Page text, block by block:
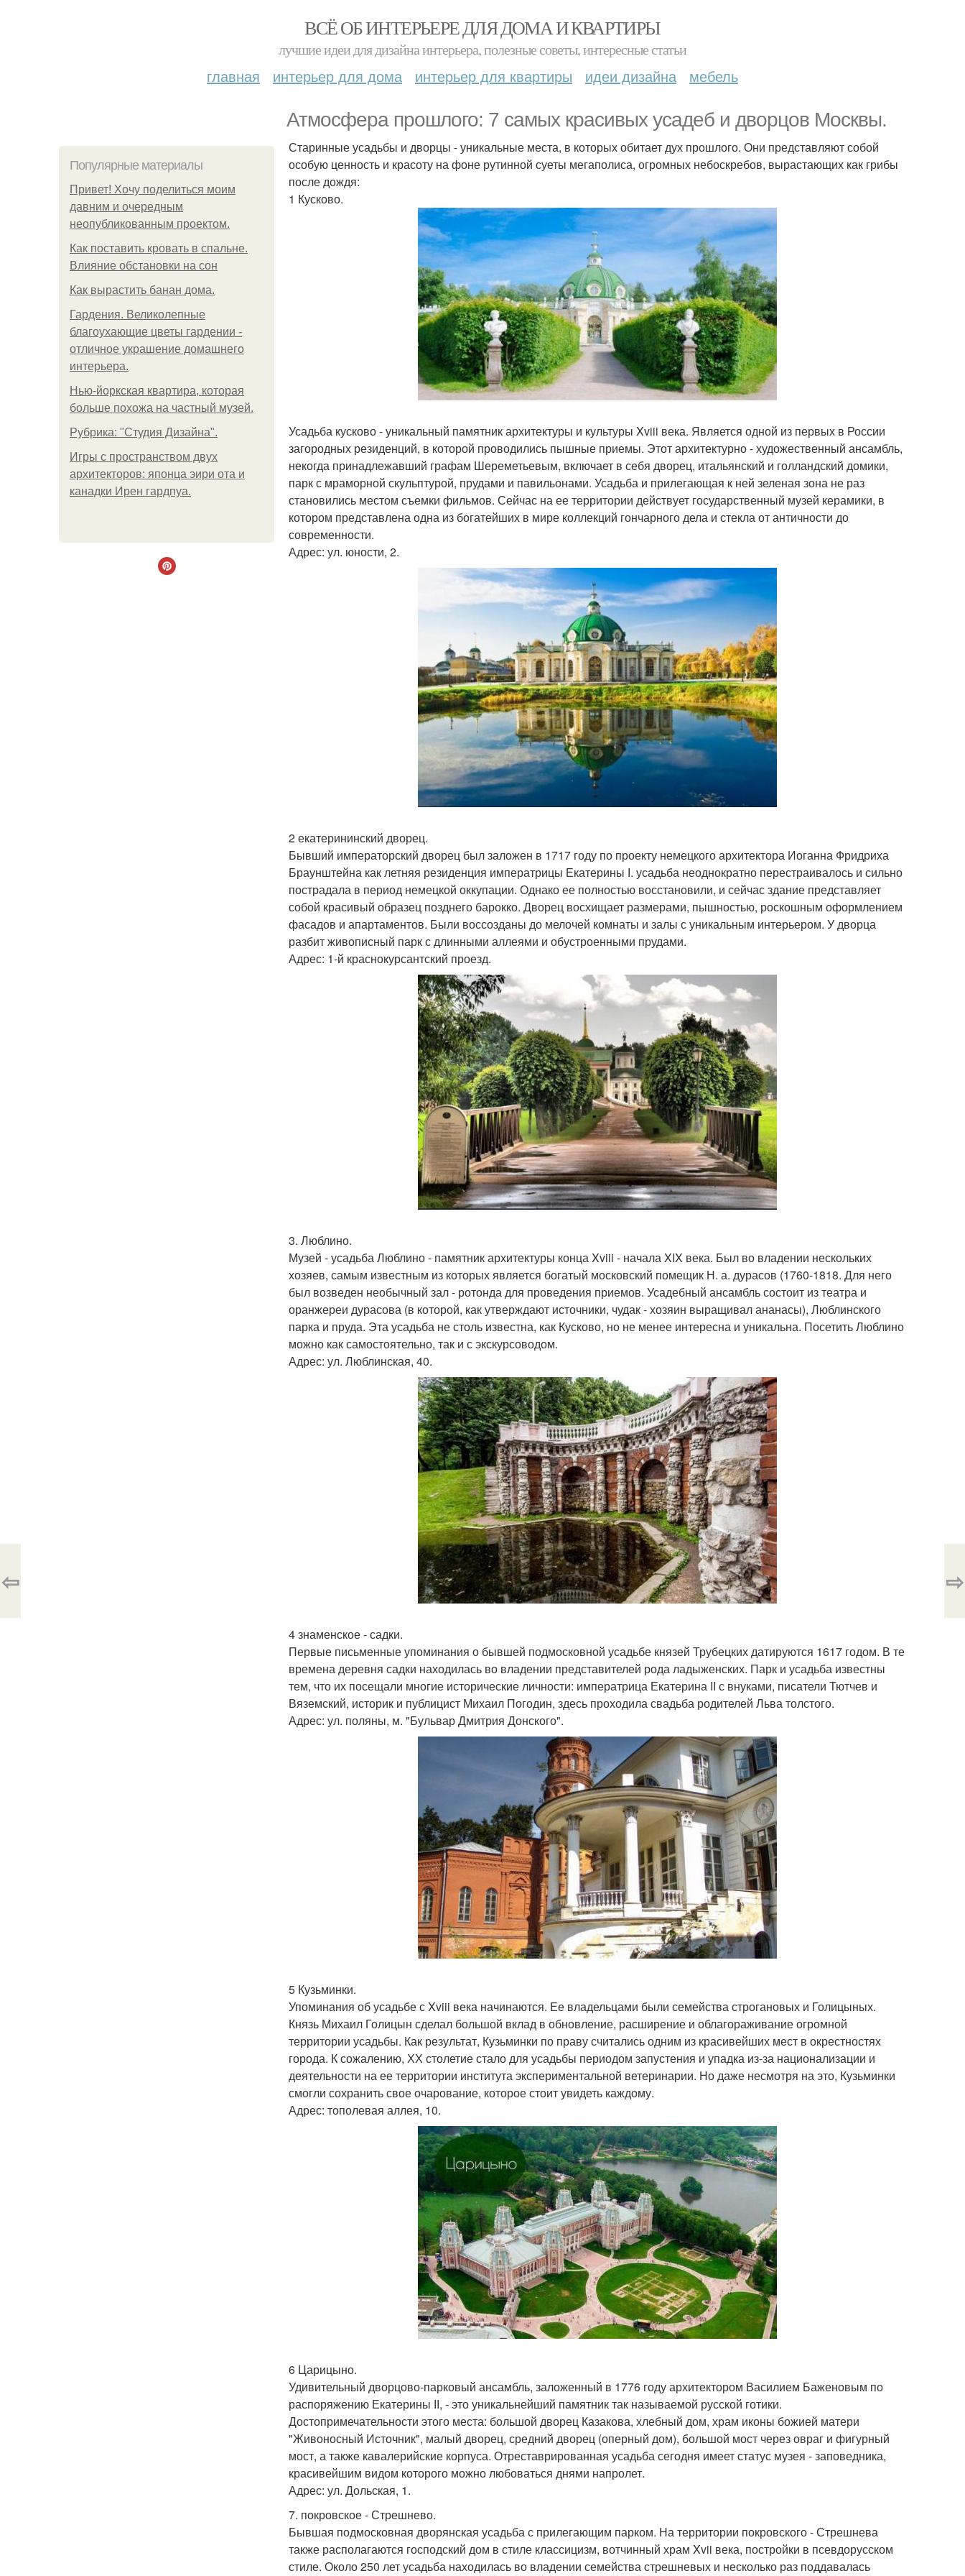
ВСЁ ОБ ИНТЕРЬЕРЕ ДЛЯ ДОМА И КВАРТИРЫ
лучшие идеи для дизайна интерьера, полезные советы, интересные статьи
главная интерьер для дома интерьер для квартиры идеи дизайна мебель
Атмосфера прошлого: 7 самых красивых усадеб и дворцов Москвы.
Популярные материалы
Привет! Хочу поделиться моим
давним и очередным
неопубликованным проектом.
Как поставить кровать в спальне.
Влияние обстановки на сон
Как вырастить банан дома.
Гардения. Великолепные
благоухающие цветы гардении -
отличное украшение домашнего
интерьера.
Нью-йоркская квартира, которая
больше похожа на частный музей.
Рубрика: "Студия Дизайна".
Игры с пространством двух
архитекторов: японца эири ота и
канадки Ирен гардпуа.
Старинные усадьбы и дворцы - уникальные места, в которых обитает дух прошлого. Они представляют собой
особую ценность и красоту на фоне рутинной суеты мегаполиса, огромных небоскребов, вырастающих как грибы
после дождя:
1 Кусково.
Усадьба кусково - уникальный памятник архитектуры и культуры Xviii века. Является одной из первых в России
загородных резиденций, в которой проводились пышные приемы. Этот архитектурно - художественный ансамбль,
некогда принадлежавший графам Шереметьевым, включает в себя дворец, итальянский и голландский домики,
парк с мраморной скульптурой, прудами и павильонами. Усадьба и прилегающая к ней зеленая зона не раз
становились местом съемки фильмов. Сейчас на ее территории действует государственный музей керамики, в
котором представлена одна из богатейших в мире коллекций гончарного дела и стекла от античности до
современности.
Адрес: ул. юности, 2.
2 екатерининский дворец.
Бывший императорский дворец был заложен в 1717 году по проекту немецкого архитектора Иоганна Фридриха
Браунштейна как летняя резиденция императрицы Екатерины І. усадьба неоднократно перестраивалось и сильно
пострадала в период немецкой оккупации. Однако ее полностью восстановили, и сейчас здание представляет
собой красивый образец позднего барокко. Дворец восхищает размерами, пышностью, роскошным оформлением
фасадов и апартаментов. Были воссозданы до мелочей комнаты и залы с уникальным интерьером. У дворца
разбит живописный парк с длинными аллеями и обустроенными прудами.
Адрес: 1-й краснокурсантский проезд.
3. Люблино.
Музей - усадьба Люблино - памятник архитектуры конца Xviii - начала XIX века. Был во владении нескольких
хозяев, самым известным из которых является богатый московский помещик Н. а. дурасов (1760-1818. Для него
был возведен необычный зал - ротонда для проведения приемов. Усадебный ансамбль состоит из театра и
оранжереи дурасова (в которой, как утверждают источники, чудак - хозяин выращивал ананасы), Люблинского
парка и пруда. Эта усадьба не столь известна, как Кусково, но не менее интересна и уникальна. Посетить Люблино
можно как самостоятельно, так и с экскурсоводом.
Адрес: ул. Люблинская, 40.
4 знаменское - садки.
Первые письменные упоминания о бывшей подмосковной усадьбе князей Трубецких датируются 1617 годом. В те
времена деревня садки находилась во владении представителей рода ладыженских. Парк и усадьба известны
тем, что их посещали многие исторические личности: императрица Екатерина II с внуками, писатели Тютчев и
Вяземский, историк и публицист Михаил Погодин, здесь проходила свадьба родителей Льва толстого.
Адрес: ул. поляны, м. "Бульвар Дмитрия Донского".
5 Кузьминки.
Упоминания об усадьбе с Xviii века начинаются. Ее владельцами были семейства строгановых и Голицыных.
Князь Михаил Голицын сделал большой вклад в обновление, расширение и облагораживание огромной
территории усадьбы. Как результат, Кузьминки по праву считались одним из красивейших мест в окрестностях
города. К сожалению, ХХ столетие стало для усадьбы периодом запустения и упадка из-за национализации и
деятельности на ее территории института экспериментальной ветеринарии. Но даже несмотря на это, Кузьминки
смогли сохранить свое очарование, которое стоит увидеть каждому.
Адрес: тополевая аллея, 10.
6 Царицыно.
Удивительный дворцово-парковый ансамбль, заложенный в 1776 году архитектором Василием Баженовым по
распоряжению Екатерины ІІ, - это уникальнейший памятник так называемой русской готики.
Достопримечательности этого места: большой дворец Казакова, хлебный дом, храм иконы божией матери
"Живоносный Источник", малый дворец, средний дворец (оперный дом), большой мост через овраг и фигурный
мост, а также кавалерийские корпуса. Отреставрированная усадьба сегодня имеет статус музея - заповедника,
красивейшим видом которого можно любоваться днями напролет.
Адрес: ул. Дольская, 1.
7. покровское - Стрешнево.
Бывшая подмосковная дворянская усадьба с прилегающим парком. На территории покровского - Стрешнева
также располагаются господский дом в стиле классицизм, вотчинный храм Xvii века, постройки в псевдорусском
стиле. Около 250 лет усадьба находилась во владении семейства стрешневых и несколько раз поддавалась
⇦ ⇨